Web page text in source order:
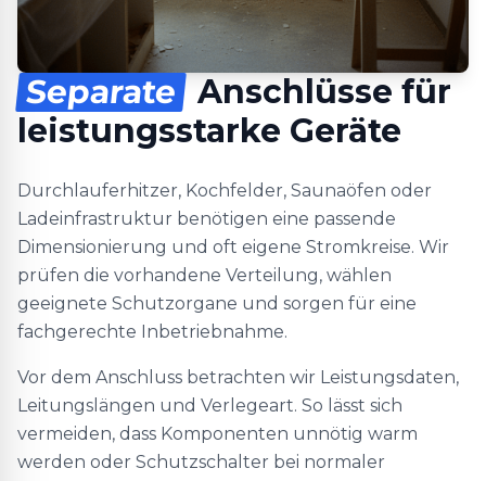
Separate Anschlüsse für
leistungsstarke Geräte
Durchlauferhitzer, Kochfelder, Saunaöfen oder
Ladeinfrastruktur benötigen eine passende
Dimensionierung und oft eigene Stromkreise. Wir
prüfen die vorhandene Verteilung, wählen
geeignete Schutzorgane und sorgen für eine
fachgerechte Inbetriebnahme.
Vor dem Anschluss betrachten wir Leistungsdaten,
Leitungslängen und Verlegeart. So lässt sich
vermeiden, dass Komponenten unnötig warm
werden oder Schutzschalter bei normaler